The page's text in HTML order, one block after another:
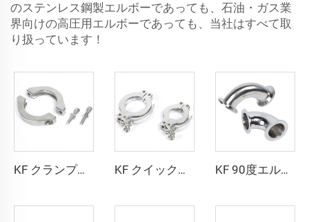
のステンレス鋼製エルボーであっても、石油・ガス業
界向けの高圧用エルボーであっても、当社はすべて取
り扱っています！
KF クランプリング FL マッシブ SS304 ステンレス鋼真空継手 KF16/KF25/KF40/KF50 高性能クイッククランプ NW16/NW25/NW40/NW50 KF クイッククランプリング KF16/KF25/KF40/KF50 アルミニウム 真空継手 NW25/NW40 高品質クランプフランジ 半導体用 KF 90度エルボ NW25/NW40 真空継手 コネクタ ステンレス鋼 KF16/KF25/KF40/KF50 エルボ SS304 SS316L 90°エルボ